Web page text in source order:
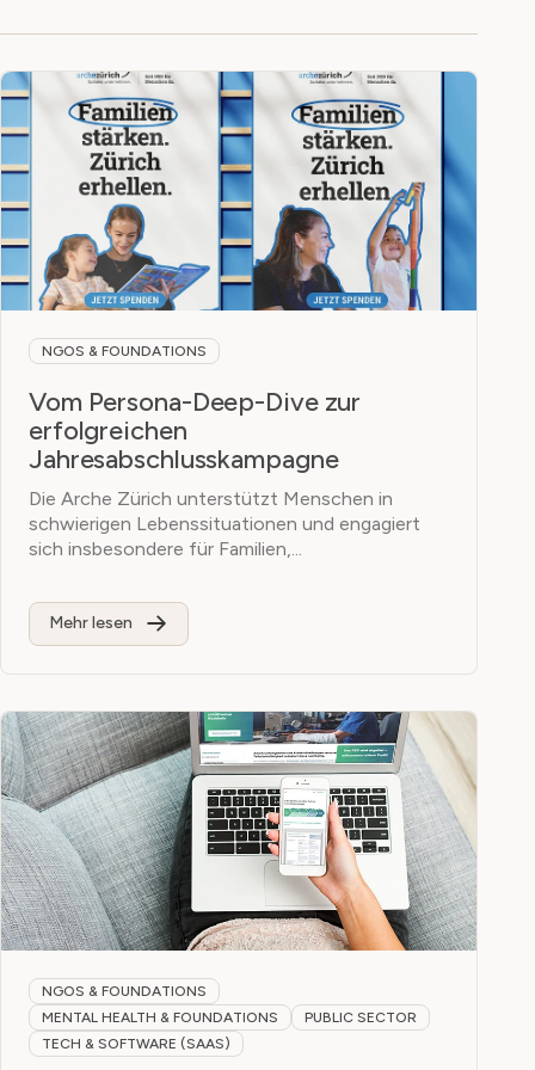
NGOS & FOUNDATIONS
Vom Persona-Deep-Dive zur
erfolgreichen
Jahresabschlusskampagne
Die Arche Zürich unterstützt Menschen in
schwierigen Lebenssituationen und engagiert
sich insbesondere für Familien,...
Mehr lesen
NGOS & FOUNDATIONS
MENTAL HEALTH & FOUNDATIONS
PUBLIC SECTOR
TECH & SOFTWARE (SAAS)